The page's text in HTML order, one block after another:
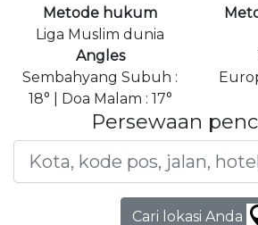
Metode hukum
Liga Muslim dunia
Angles
Sembahyang Subuh :
18° | Doa Malam : 17°
Persewaan
Cari lokasi Anda